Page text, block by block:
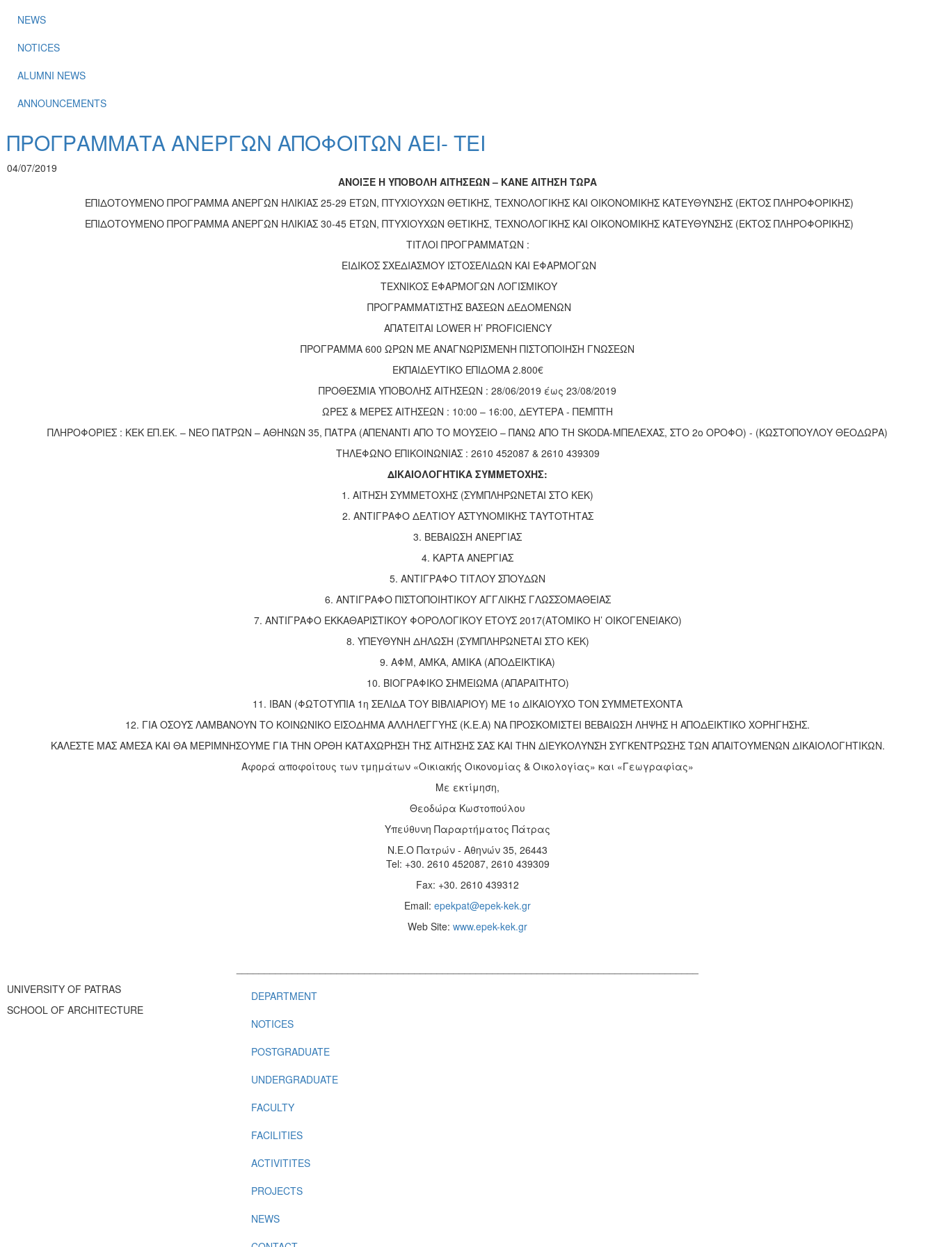
NEWS
NOTICES
ALUMNI NEWS
ANNOUNCEMENTS
ΠΡΟΓΡΑΜΜΑΤΑ ΑΝΕΡΓΩΝ ΑΠΟΦΟΙΤΩΝ AEI- TEI
04/07/2019
ΑΝΟΙΞΕ Η ΥΠΟΒΟΛΗ ΑΙΤΗΣΕΩΝ – ΚΑΝΕ ΑΙΤΗΣΗ ΤΩΡΑ
ΕΠΙΔΟΤΟΥΜΕΝΟ ΠΡΟΓΡΑΜΜΑ ΑΝΕΡΓΩΝ ΗΛΙΚΙΑΣ 25-29 ΕΤΩΝ, ΠΤΥΧΙΟΥΧΩΝ ΘΕΤΙΚΗΣ, ΤΕΧΝΟΛΟΓΙΚΗΣ ΚΑΙ ΟΙΚΟΝΟΜΙΚΗΣ ΚΑΤΕΥΘΥΝΣΗΣ (ΕΚΤΟΣ ΠΛΗΡΟΦΟΡΙΚΗΣ)
ΕΠΙΔΟΤΟΥΜΕΝΟ ΠΡΟΓΡΑΜΜΑ ΑΝΕΡΓΩΝ ΗΛΙΚΙΑΣ 30-45 ΕΤΩΝ, ΠΤΥΧΙΟΥΧΩΝ ΘΕΤΙΚΗΣ, ΤΕΧΝΟΛΟΓΙΚΗΣ ΚΑΙ ΟΙΚΟΝΟΜΙΚΗΣ ΚΑΤΕΥΘΥΝΣΗΣ (ΕΚΤΟΣ ΠΛΗΡΟΦΟΡΙΚΗΣ)
ΤΙΤΛΟΙ ΠΡΟΓΡΑΜΜΑΤΩΝ :
ΕΙΔΙΚΟΣ ΣΧΕΔΙΑΣΜΟΥ ΙΣΤΟΣΕΛΙΔΩΝ ΚΑΙ ΕΦΑΡΜΟΓΩΝ
ΤΕΧΝΙΚΟΣ ΕΦΑΡΜΟΓΩΝ ΛΟΓΙΣΜΙΚΟΥ
ΠΡΟΓΡΑΜΜΑΤΙΣΤΗΣ ΒΑΣΕΩΝ ΔΕΔΟΜΕΝΩΝ
ΑΠΑΤΕΙΤΑΙ LOWER H’ PROFICIENCY
ΠΡΟΓΡΑΜΜΑ 600 ΩΡΩΝ ΜΕ ΑΝΑΓΝΩΡΙΣΜΕΝΗ ΠΙΣΤΟΠΟΙΗΣΗ ΓΝΩΣΕΩΝ
ΕΚΠΑΙΔΕΥΤΙΚΟ ΕΠΙΔΟΜΑ 2.800€
ΠΡΟΘΕΣΜΙΑ ΥΠΟΒΟΛΗΣ ΑΙΤΗΣΕΩΝ : 28/06/2019 έως 23/08/2019
ΩΡΕΣ & MEΡΕΣ ΑΙΤΗΣΕΩΝ : 10:00 – 16:00, ΔΕΥΤΕΡΑ - ΠΕΜΠΤΗ
ΠΛΗΡΟΦΟΡΙΕΣ : ΚΕΚ ΕΠ.ΕΚ. – ΝΕΟ ΠΑΤΡΩΝ – ΑΘΗΝΩΝ 35, ΠΑΤΡΑ (ΑΠΕΝΑΝΤΙ ΑΠΟ ΤΟ ΜΟΥΣΕΙΟ – ΠΑΝΩ ΑΠΟ ΤΗ SKODA-ΜΠΕΛΕΧΑΣ, ΣΤΟ 2ο ΟΡΟΦΟ) - (ΚΩΣΤΟΠΟΥΛΟΥ ΘΕΟΔΩΡΑ)
ΤΗΛΕΦΩΝΟ ΕΠΙΚΟΙΝΩΝΙΑΣ : 2610 452087 & 2610 439309
ΔΙΚΑΙΟΛΟΓΗΤΙΚΑ ΣΥΜΜΕΤΟΧΗΣ:
1. ΑΙΤΗΣΗ ΣΥΜΜΕΤΟΧΗΣ (ΣΥΜΠΛΗΡΩΝΕΤΑΙ ΣΤΟ ΚΕΚ)
2. ΑΝΤΙΓΡΑΦΟ ΔΕΛΤΙΟΥ ΑΣΤΥΝΟΜΙΚΗΣ ΤΑΥΤΟΤΗΤΑΣ
3. ΒΕΒΑΙΩΣΗ ΑΝΕΡΓΙΑΣ
4. ΚΑΡΤΑ ΑΝΕΡΓΙΑΣ
5. ΑΝΤΙΓΡΑΦΟ ΤΙΤΛΟΥ ΣΠΟΥΔΩΝ
6. ΑΝΤΙΓΡΑΦΟ ΠΙΣΤΟΠΟΙΗΤΙΚΟΥ ΑΓΓΛΙΚΗΣ ΓΛΩΣΣΟΜΑΘΕΙΑΣ
7. ΑΝΤΙΓΡΑΦΟ ΕΚΚΑΘΑΡΙΣΤΙΚΟΥ ΦΟΡΟΛΟΓΙΚΟΥ ΕΤΟΥΣ 2017(ΑΤΟΜΙΚΟ Η’ ΟΙΚΟΓΕΝΕΙΑΚΟ)
8. ΥΠΕΥΘΥΝΗ ΔΗΛΩΣΗ (ΣΥΜΠΛΗΡΩΝΕΤΑΙ ΣΤΟ ΚΕΚ)
9. ΑΦΜ, ΑΜΚΑ, ΑΜΙΚΑ (ΑΠΟΔΕΙΚΤΙΚΑ)
10. ΒΙΟΓΡΑΦΙΚΟ ΣΗΜΕΙΩΜΑ (ΑΠΑΡΑΙΤΗΤΟ)
11. IBAΝ (ΦΩΤΟΤΥΠΙΑ 1η ΣΕΛΙΔΑ ΤΟΥ ΒΙΒΛΙΑΡΙΟΥ) ΜΕ 1ο ΔΙΚΑΙΟΥΧΟ ΤΟΝ ΣΥΜΜΕTEΧΟΝΤΑ
12. ΓΙΑ ΟΣΟΥΣ ΛΑΜΒΑΝΟΥΝ ΤΟ ΚΟΙΝΩΝΙΚΟ ΕΙΣΟΔΗΜΑ ΑΛΛΗΛΕΓΓΥΗΣ (Κ.Ε.Α) ΝΑ ΠΡΟΣΚΟΜΙΣΤΕΙ ΒΕΒΑΙΩΣΗ ΛΗΨΗΣ Η ΑΠΟΔΕΙΚΤΙΚΟ ΧΟΡΗΓΗΣΗΣ.
ΚΑΛΕΣΤΕ ΜΑΣ ΑΜΕΣΑ ΚΑΙ ΘΑ ΜΕΡΙΜΝΗΣΟΥΜΕ ΓΙΑ ΤΗΝ ΟΡΘΗ ΚΑΤΑΧΩΡΗΣΗ ΤΗΣ ΑΙΤΗΣΗΣ ΣΑΣ ΚΑΙ ΤΗΝ ΔΙΕΥΚΟΛΥΝΣΗ ΣΥΓΚΕΝΤΡΩΣΗΣ ΤΩΝ ΑΠΑΙΤΟΥΜΕΝΩΝ ΔΙΚΑΙΟΛΟΓΗΤΙΚΩΝ.
Αφορά αποφοίτους των τμημάτων «Οικιακής Οικονομίας & Οικολογίας» και «Γεωγραφίας»
Με εκτίμηση,
Θεοδώρα Κωστοπούλου
Υπεύθυνη Παραρτήματος Πάτρας
Ν.Ε.Ο Πατρών - Αθηνών 35, 26443
Tel: +30. 2610 452087, 2610 439309
Fax: +30. 2610 439312
Email: epekpat@epek-kek.gr
Web Site: www.epek-kek.gr
DEPARTMENT
NOTICES
POSTGRADUATE
UNDERGRADUATE
FACULTY
FACILITIES
ACTIVITITES
PROJECTS
NEWS
UNIVERSITY OF PATRAS
SCHOOL OF ARCHITECTURE